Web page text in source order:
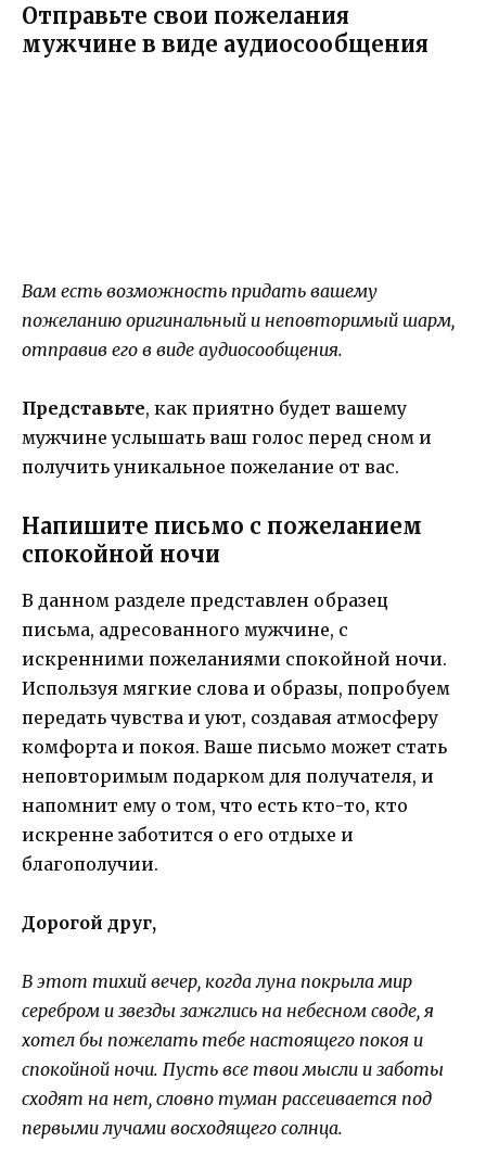
Отправьте свои пожелания
мужчине в виде аудиосообщения
Вам есть возможность придать вашему
пожеланию оригинальный и неповторимый шарм,
отправив его в виде аудиосообщения.
Представьте, как приятно будет вашему
мужчине услышать ваш голос перед сном и
получить уникальное пожелание от вас.
Напишите письмо с пожеланием
спокойной ночи
В данном разделе представлен образец
письма, адресованного мужчине, с
искренними пожеланиями спокойной ночи.
Используя мягкие слова и образы, попробуем
передать чувства и уют, создавая атмосферу
комфорта и покоя. Ваше письмо может стать
неповторимым подарком для получателя, и
напомнит ему о том, что есть кто-то, кто
искренне заботится о его отдыхе и
благополучии.
Дорогой друг,
В этот тихий вечер, когда луна покрыла мир
серебром и звезды зажглись на небесном своде, я
хотел бы пожелать тебе настоящего покоя и
спокойной ночи. Пусть все твои мысли и заботы
сходят на нет, словно туман рассеивается под
первыми лучами восходящего солнца.